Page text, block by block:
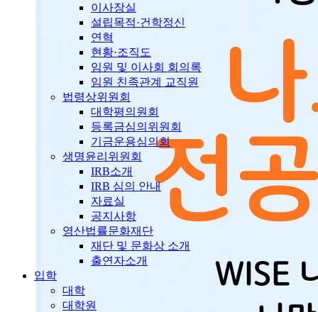
이사장실
설립목적·건학정신
연혁
현황·조직도
임원 및 이사회 회의록
임원 친족관계 교직원
법령상위원회
대학평의원회
등록금심의위원회
기금운용심의회
생명윤리위원회
IRB소개
IRB 심의 안내
자료실
공지사항
영산법률문화재단
재단 및 문화상 소개
출연자소개
입학
대학
대학원